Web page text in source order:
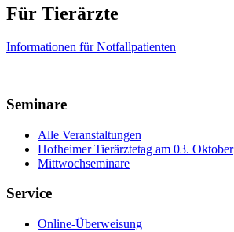
Für Tierärzte
Informationen für Notfallpatienten
Seminare
Alle Veranstaltungen
Hofheimer Tierärztetag am 03. Oktober
Mittwochseminare
Service
Online-Überweisung